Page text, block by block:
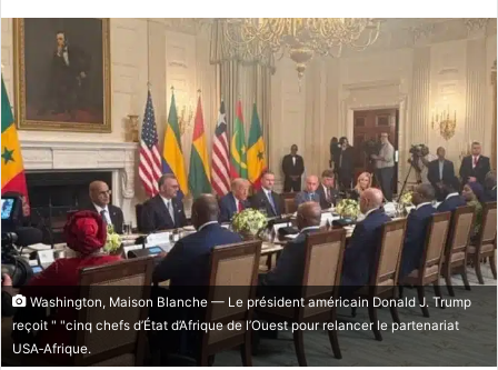
Washington, Maison Blanche — Le président américain Donald J. Trump
reçoit " "cinq chefs d’État d’Afrique de l’Ouest pour relancer le partenariat
USA‑Afrique.